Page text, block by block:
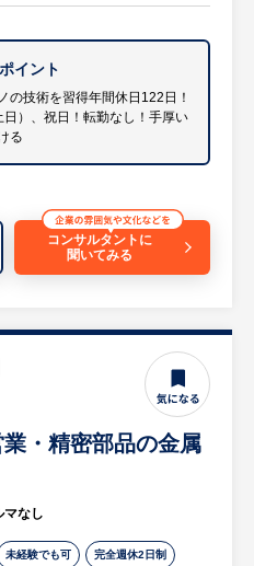
当コメント】
る「幹部候補」の重要ポジ
場と事務を兼任しています
より事務部門を丸ごと刷
く方針です。これまでの経験
がいの大きなポジションで
プス市での勤務となり、転勤
元で腰を据えて、会社の成
躍していきたい方を歓迎し
ダイヤルゲージを用いた精
作
維持および顧客対応のサポ
当コメント】
モノの技術を習得
した研修やOJTがあり、基礎
たい、専門的な技術を身につ
ポジションです。
！完全週休2日制（土
て働けます。
イベートの時間も大切にし
イフバランスを保てます。
イント
の技術を習得年間休日122日！
）、祝日！転勤なし！手厚い
る
コンサルタントに
聞いてみる
・精密部品の金属
なし
未経験でも可 完全週休2日制